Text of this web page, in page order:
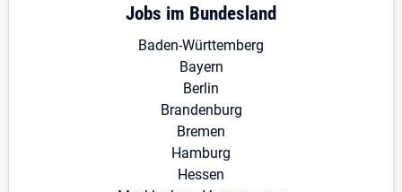
Jobs im Bundesland
Baden-Württemberg
Bayern
Berlin
Brandenburg
Bremen
Hamburg
Hessen